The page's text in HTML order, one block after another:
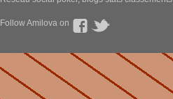
Follow Amilova on